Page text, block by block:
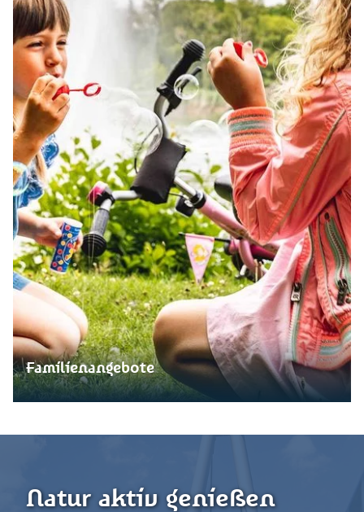
Familienangebote
Natur aktiv genießen